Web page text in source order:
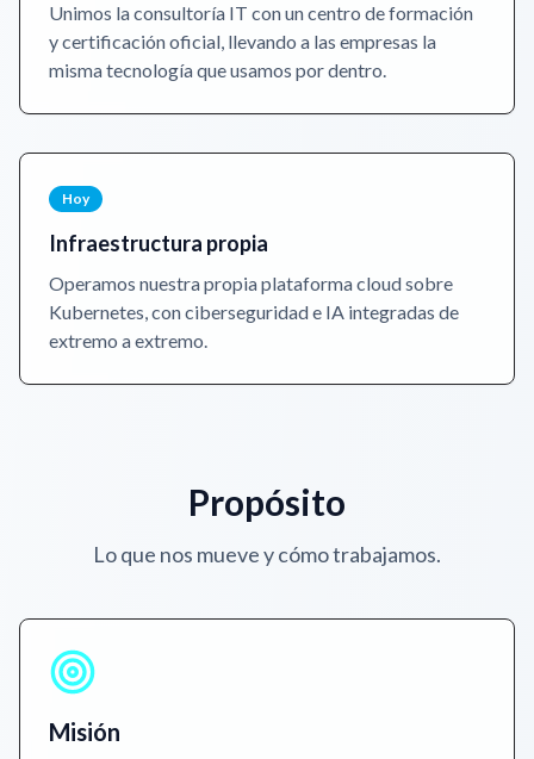
Unimos la consultoría IT con un centro de formación
y certificación oficial, llevando a las empresas la
misma tecnología que usamos por dentro.
Hoy
Infraestructura propia
Operamos nuestra propia plataforma cloud sobre
Kubernetes, con ciberseguridad e IA integradas de
extremo a extremo.
Propósito
Lo que nos mueve y cómo trabajamos.
Misión